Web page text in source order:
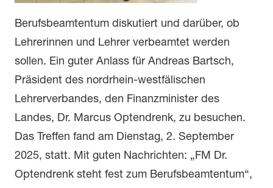
Berufsbeamtentum diskutiert und darüber, ob
Lehrerinnen und Lehrer verbeamtet werden
sollen. Ein guter Anlass für Andreas Bartsch,
Präsident des nordrhein-westfälischen
Lehrerverbandes, den Finanzminister des
Landes, Dr. Marcus Optendrenk, zu besuchen.
Das Treffen fand am Dienstag, 2. September
2025, statt. Mit guten Nachrichten: „FM Dr.
Optendrenk steht fest zum Berufsbeamtentum“,